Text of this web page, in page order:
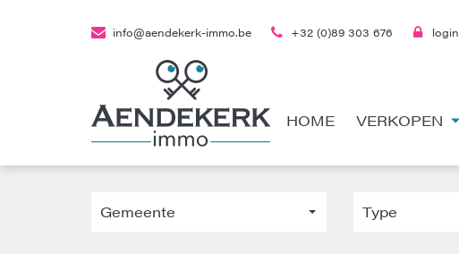
HOME VERKOPEN
info@aendekerk-immo.be +32 (0)89 303 676 login
Gemeente Type